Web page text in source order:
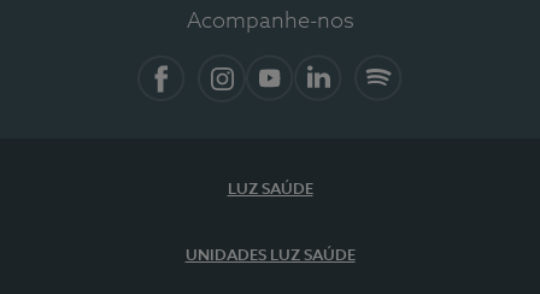
Acompanhe-nos
LUZ SAÚDE
UNIDADES LUZ SAÚDE